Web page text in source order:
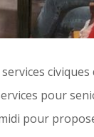
civiques
pour
pour